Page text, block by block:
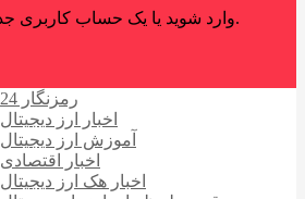
وارد شوید یا یک حساب کاربری جدید ایجاد کنید.
رمزنگار 24
اخبار ارز دیجیتال
آموزش ارز دیجیتال
اخبار اقتصادی
اخبار هک ارز دیجیتال